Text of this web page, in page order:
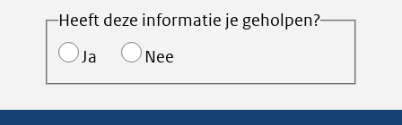
Heeft deze informatie je geholpen?
Ja
Nee